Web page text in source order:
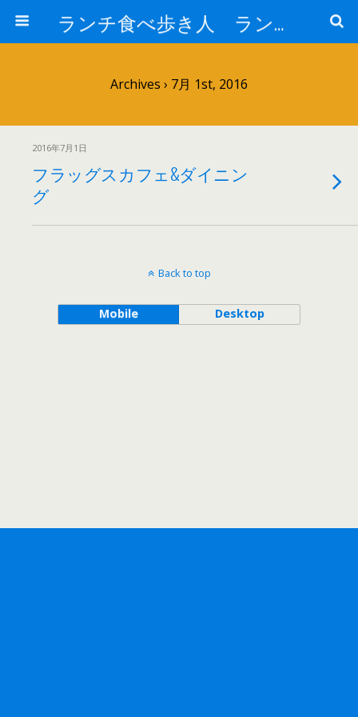
ランチ食べ歩き人 ランチパスポートで美味しいランチ 安い 贅沢 おいしい
Archives › 7月 1st, 2016
2016年7月1日
フラッグスカフェ&ダイニン
グ
Back to top
Mobile Desktop